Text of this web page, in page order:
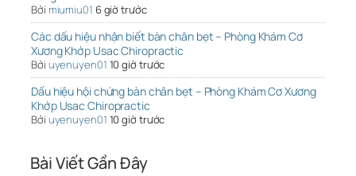
Bởi miumiu01 6 giờ trước
Các dấu hiệu nhận biết bàn chân bẹt – Phòng Khám Cơ
Xương Khớp Usac Chiropractic
Bởi uyenuyen01 10 giờ trước
Dấu hiệu hội chứng bàn chân bẹt – Phòng Khám Cơ Xương
Khớp Usac Chiropractic
Bởi uyenuyen01 10 giờ trước
Bài Viết Gần Đây